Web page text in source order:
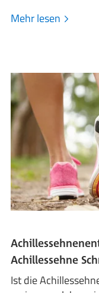
Mehr lesen
Achillessehne
Ist die